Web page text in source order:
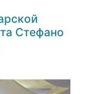
Стефано